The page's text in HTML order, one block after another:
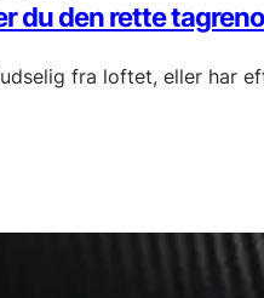
du den rette
fra loftet, eller har